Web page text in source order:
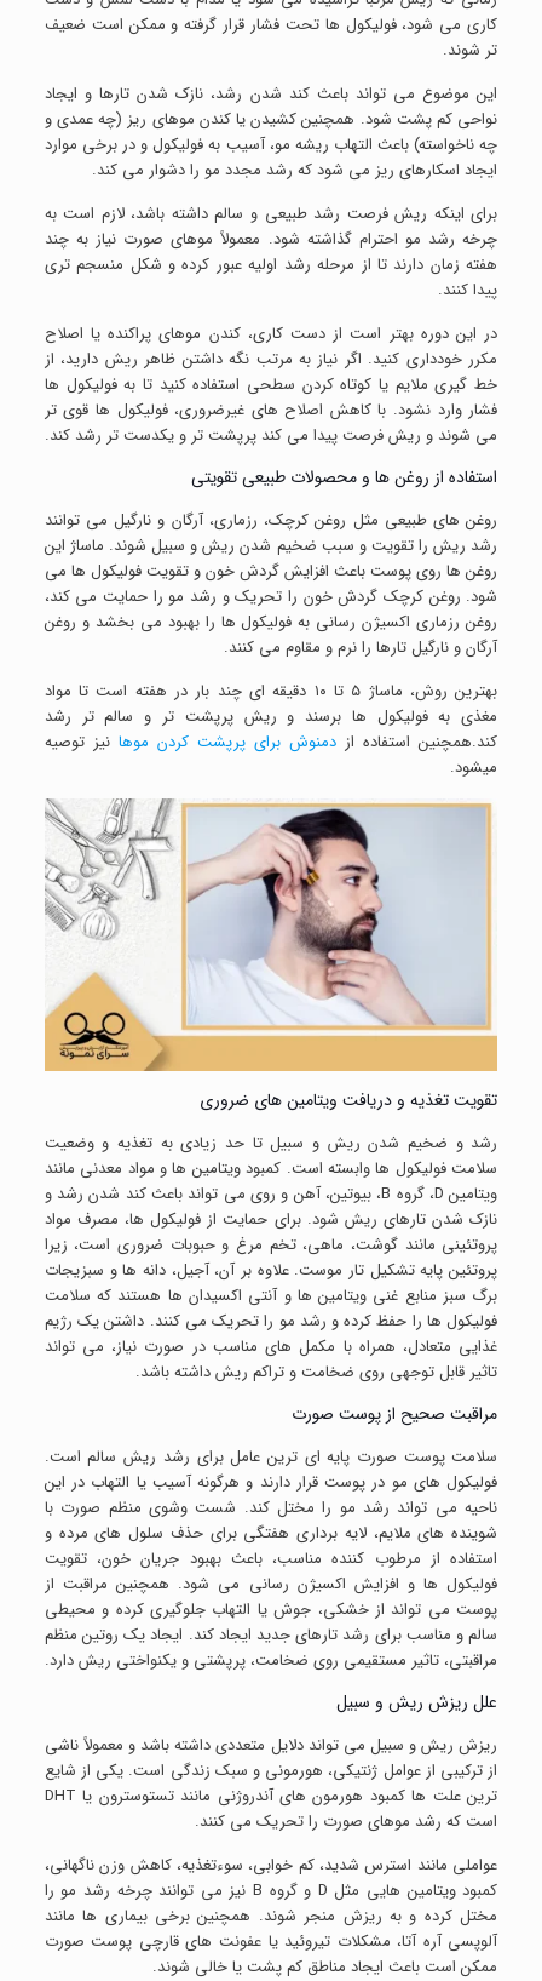
کاری می شود، فولیکول ها تحت فشار قرار گرفته و ممکن است ضعیف
تر شوند.
این موضوع می تواند باعث کند شدن رشد، نازک شدن تارها و ایجاد
نواحی کم پشت شود. همچنین کشیدن یا کندن موهای ریز (چه عمدی و
چه ناخواسته) باعث التهاب ریشه مو، آسیب به فولیکول و در برخی موارد
ایجاد اسکارهای ریز می شود که رشد مجدد مو را دشوار می کند.
برای اینکه ریش فرصت رشد طبیعی و سالم داشته باشد، لازم است به
چرخه رشد مو احترام گذاشته شود. معمولاً موهای صورت نیاز به چند
هفته زمان دارند تا از مرحله رشد اولیه عبور کرده و شکل منسجم تری
پیدا کنند.
در این دوره بهتر است از دست کاری، کندن موهای پراکنده یا اصلاح
مکرر خودداری کنید. اگر نیاز به مرتب نگه داشتن ظاهر ریش دارید، از
خط گیری ملایم یا کوتاه کردن سطحی استفاده کنید تا به فولیکول ها
فشار وارد نشود. با کاهش اصلاح های غیرضروری، فولیکول ها قوی تر
می شوند و ریش فرصت پیدا می کند پرپشت تر و یکدست تر رشد کند.
استفاده از روغن ها و محصولات طبیعی تقویتی
روغن های طبیعی مثل روغن کرچک، رزماری، آرگان و نارگیل می توانند
رشد ریش را تقویت و سبب ضخیم شدن ریش و سبیل شوند. ماساژ این
روغن ها روی پوست باعث افزایش گردش خون و تقویت فولیکول ها می
شود. روغن کرچک گردش خون را تحریک و رشد مو را حمایت می کند،
روغن رزماری اکسیژن رسانی به فولیکول ها را بهبود می بخشد و روغن
آرگان و نارگیل تارها را نرم و مقاوم می کنند.
بهترین روش، ماساژ ۵ تا ۱۰ دقیقه ای چند بار در هفته است تا مواد
مغذی به فولیکول ها برسند و ریش پرپشت تر و سالم تر رشد
کند.همچنین استفاده از دمنوش برای پرپشت کردن موها نیز توصیه
میشود.
تقویت تغذیه و دریافت ویتامین های ضروری
رشد و ضخیم شدن ریش و سبیل تا حد زیادی به تغذیه و وضعیت
سلامت فولیکول ها وابسته است. کمبود ویتامین ها و مواد معدنی مانند
ویتامین D، گروه B، بیوتین، آهن و روی می تواند باعث کند شدن رشد و
نازک شدن تارهای ریش شود. برای حمایت از فولیکول ها، مصرف مواد
پروتئینی مانند گوشت، ماهی، تخم مرغ و حبوبات ضروری است، زیرا
پروتئین پایه تشکیل تار موست. علاوه بر آن، آجیل، دانه ها و سبزیجات
برگ سبز منابع غنی ویتامین ها و آنتی اکسیدان ها هستند که سلامت
فولیکول ها را حفظ کرده و رشد مو را تحریک می کنند. داشتن یک رژیم
غذایی متعادل، همراه با مکمل های مناسب در صورت نیاز، می تواند
تاثیر قابل توجهی روی ضخامت و تراکم ریش داشته باشد.
مراقبت صحیح از پوست صورت
سلامت پوست صورت پایه ای ترین عامل برای رشد ریش سالم است.
فولیکول های مو در پوست قرار دارند و هرگونه آسیب یا التهاب در این
ناحیه می تواند رشد مو را مختل کند. شست وشوی منظم صورت با
شوینده های ملایم، لایه برداری هفتگی برای حذف سلول های مرده و
استفاده از مرطوب کننده مناسب، باعث بهبود جریان خون، تقویت
فولیکول ها و افزایش اکسیژن رسانی می شود. همچنین مراقبت از
پوست می تواند از خشکی، جوش یا التهاب جلوگیری کرده و محیطی
سالم و مناسب برای رشد تارهای جدید ایجاد کند. ایجاد یک روتین منظم
مراقبتی، تاثیر مستقیمی روی ضخامت، پرپشتی و یکنواختی ریش دارد.
علل ریزش ریش و سبیل
ریزش ریش و سبیل می تواند دلایل متعددی داشته باشد و معمولاً ناشی
از ترکیبی از عوامل ژنتیکی، هورمونی و سبک زندگی است. یکی از شایع
ترین علت ها کمبود هورمون های آندروژنی مانند تستوسترون یا DHT
است که رشد موهای صورت را تحریک می کنند.
عواملی مانند استرس شدید، کم خوابی، سوءتغذیه، کاهش وزن ناگهانی،
کمبود ویتامین هایی مثل D و گروه B نیز می توانند چرخه رشد مو را
مختل کرده و به ریزش منجر شوند. همچنین برخی بیماری ها مانند
آلوپسی آره آتا، مشکلات تیروئید یا عفونت های قارچی پوست صورت
ممکن است باعث ایجاد مناطق کم پشت یا خالی شوند.